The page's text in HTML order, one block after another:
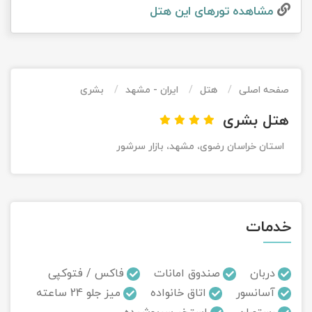
مشاهده تور‌های این هتل
صفحه اصلی هتل ایران - مشهد بشری
هتل بشری
استان خراسان رضوی، مشهد، بازار سرشور
خدمات
دربان صندوق امانات
فاکس / فتوکپی
آسانسور
اتاق خانواده
میز جلو 24 ساعته
تور کویر کاراکال
تور کویر مصر
تور ماسوله
تور مرداب سراوان
تور گلستان
تور کیش از ساری
اقساطی
تور کیش از بندرعباس
اقساطی
تور قزاقستان اقساطی
تور زیارتی اقساطی